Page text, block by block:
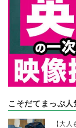
こそだてまっぷ人
【大